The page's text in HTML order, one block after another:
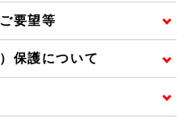
要望等
保護について